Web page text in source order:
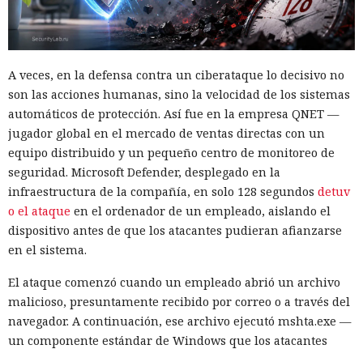
A veces, en la defensa contra un ciberataque lo decisivo no
son las acciones humanas, sino la velocidad de los sistemas
automáticos de protección. Así fue en la empresa QNET —
jugador global en el mercado de ventas directas con un
equipo distribuido y un pequeño centro de monitoreo de
seguridad. Microsoft Defender, desplegado en la
infraestructura de la compañía, en solo 128 segundos detuv
o el ataque en el ordenador de un empleado, aislando el
dispositivo antes de que los atacantes pudieran afianzarse
en el sistema.
El ataque comenzó cuando un empleado abrió un archivo
malicioso, presuntamente recibido por correo o a través del
navegador. A continuación, ese archivo ejecutó mshta.exe —
un componente estándar de Windows que los atacantes